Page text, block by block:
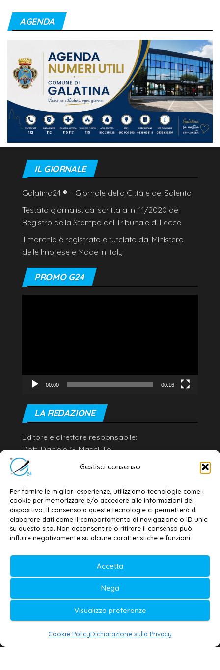
Gestisci consenso
Per fornire le migliori esperienze, utilizziamo tecnologie come i
cookie per memorizzare e/o accedere alle informazioni del
dispositivo. Il consenso a queste tecnologie ci permetterà di
elaborare dati come il comportamento di navigazione o ID unici
su questo sito. Non acconsentire o ritirare il consenso può
influire negativamente su alcune caratteristiche e funzioni.
Accetta
Nega
Visualizza preferenze
Cookie PolicyDichiarazione sulla Privacy
AGENDA
IL GIORNALE
Galatina24 ® – Giornale della Città e del Salento
Testata giornalistica iscritta al n. 11/2020 del
Registro della Stampa del Tribunale di Lecce
Il marchio è registrato e tutelato dal Ministero
delle Imprese e Made in Italy
PROMO G24
00:00 00:16
LA REDAZIONE
Editore e direttore responsabile:
Dott. Daniele G. Masciullo
Email:
redazione@galatina24.it
Privacy policy–Cookie policy
© 2020-2026 | Galatina24 ®
Testata iscritta al n. 11/2020 Registro della
Stampa Tribunale di Lecce
Editore e direttore responsabile:
Daniele G. Masciullo
Galatina24 è marchio registrato dal Ministero
delle Imprese